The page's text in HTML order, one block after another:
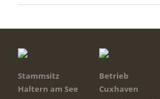
Stammsitz
Haltern am See
Betrieb
Cuxhaven